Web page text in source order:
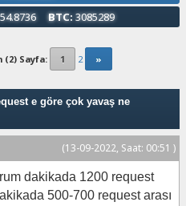
54.8736 BTC: 3085289
(2) Sayfa: 1 2 »
e göre çok yavaş ne
(13-09-2022, Saat: 00:51 )
dakikada 1200 request
500-700 request arası